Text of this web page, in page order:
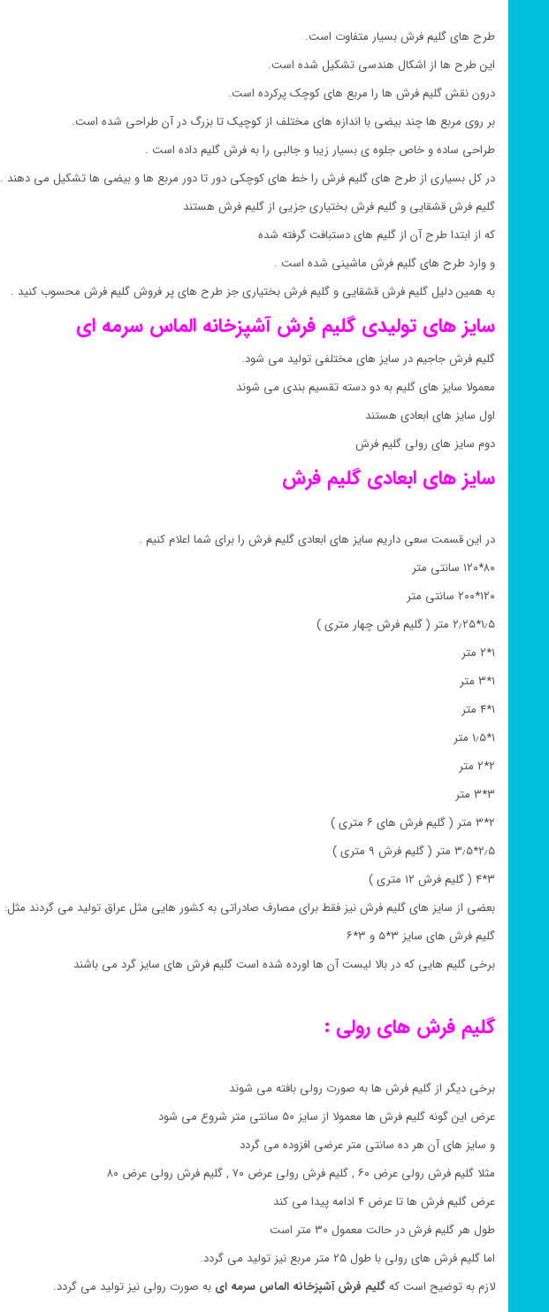
طرح های گلیم فرش بسیار متفاوت است.
این طرح ها از اشکال هندسی تشکیل شده است.
درون نقش گلیم فرش ها را مربع های کوچک پرکرده است.
بر روی مربع ها چند بیضی با اندازه های مختلف از کوچیک تا بزرگ در آن طراحی شده است.
طراحی ساده و خاص جلوه ی بسیار زیبا و جالبی را به فرش گلیم داده است .
در کل بسیاری از طرح های گلیم فرش را خط های کوچکی دور تا دور مربع ها و بیضی ها تشکیل می دهند .
گلیم فرش قشقایی و گلیم فرش بختیاری جزیی از گلیم فرش هستند
که از ابتدا طرح آن از گلیم های دستبافت گرفته شده
و وارد طرح های گلیم فرش ماشینی شده است .
به همین دلیل گلیم فرش قشقایی و گلیم فرش بختیاری جز طرح های پر فروش گلیم فرش محسوب کنید .
سایز های تولیدی گلیم فرشآشپزخانهالماس سرمه ای
گلیم فرش جاجیم در سایز های مختلفی تولید می شود.
معمولا سایز های گلیم به دو دسته تقسیم بندی می شوند
اول سایز های ابعادی هستند
دوم سایز های رولی گلیم فرش
سایز های ابعادی گلیم فرش
در این قسمت سعی داریم سایز های ابعادی گلیم فرش را برای شما اعلام کنیم .
۸۰*۱۲۰ سانتی متر
۱۲۰*۲۰۰ سانتی متر
۱٫۵*۲٫۲۵ متر ( گلیم فرش چهار متری )
۱*۲ متر
۱*۳ متر
۱*۴ متر
۱*۱٫۵ متر
۲*۲ متر
۳*۳ متر
۲*۳ متر ( گلیم فرش های ۶ متری )
۲٫۵*۳٫۵ متر ( گلیم فرش ۹ متری )
۳*۴ ( گلیم فرش ۱۲ متری )
بعضی از سایز های گلیم فرش نیز فقط برای مصارف صادراتی به کشور هایی مثل عراق تولید می گردند مثل:
گلیم فرش های سایز ۳*۵ و ۳*۶
برخی گلیم هایی که در بالا لیست آن ها اورده شده است گلیم فرش های سایز گرد می باشند
گلیم فرش های رولی :
برخی دیگر از گلیم فرش ها به صورت رولی بافته می شوند
عرض این گونه گلیم فرش ها معمولا از سایز ۵۰ سانتی متر شروع می شود
و سایز های آن هر ده سانتی متر عرضی افزوده می گردد
مثلا گلیم فرش رولی عرض ۶۰ , گلیم فرش رولی عرض ۷۰ , گلیم فرش رولی عرض ۸۰
عرض گلیم فرش ها تا عرض ۴ ادامه پیدا می کند
طول هر گلیم فرش در حالت معمول ۳۰ متر است
اما گلیم فرش های رولی با طول ۲۵ متر مربع نیز تولید می گردد.
لازم به توضیح است کهگلیم فرشآشپزخانه الماس سرمه ایبه صورت رولی نیز تولید می گردد.